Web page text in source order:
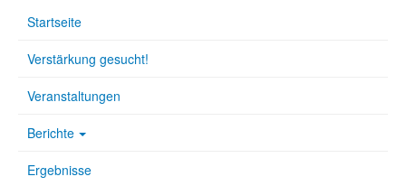
Startseite
Verstärkung gesucht!
Veranstaltungen
Berichte
Ergebnisse